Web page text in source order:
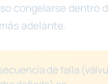
congelarse dentro
adelante.
de falla